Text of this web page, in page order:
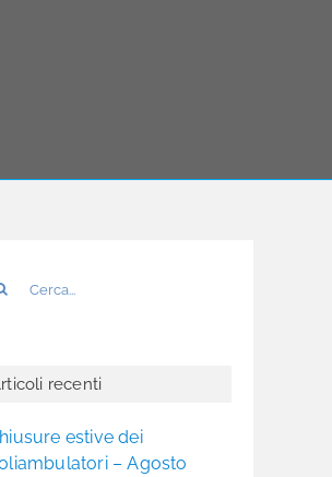
recenti
estive dei
– Agosto